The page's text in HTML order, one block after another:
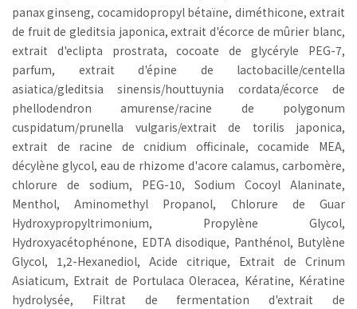
panax ginseng, cocamidopropyl bétaïne, diméthicone, extrait
de fruit de gleditsia japonica, extrait d'écorce de mûrier blanc,
extrait d'eclipta prostrata, cocoate de glycéryle PEG-7,
parfum, extrait d'épine de lactobacille/centella
asiatica/gleditsia sinensis/houttuynia cordata/écorce de
phellodendron amurense/racine de polygonum
cuspidatum/prunella vulgaris/extrait de torilis japonica,
extrait de racine de cnidium officinale, cocamide MEA,
décylène glycol, eau de rhizome d'acore calamus, carbomère,
chlorure de sodium, PEG-10, Sodium Cocoyl Alaninate,
Menthol, Aminomethyl Propanol, Chlorure de Guar
Hydroxypropyltrimonium, Propylène Glycol,
Hydroxyacétophénone, EDTA disodique, Panthénol, Butylène
Glycol, 1,2-Hexanediol, Acide citrique, Extrait de Crinum
Asiaticum, Extrait de Portulaca Oleracea, Kératine, Kératine
hydrolysée, Filtrat de fermentation d'extrait de